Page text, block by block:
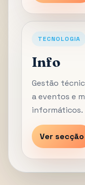
TECNOLOGIA
Info
Gestão
a eventos e
informáticos.
Ver secção